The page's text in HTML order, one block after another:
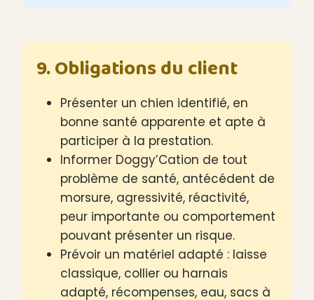
9. Obligations du client
Présenter un chien identifié, en
bonne santé apparente et apte à
participer à la prestation.
Informer Doggy’Cation de tout
problème de santé, antécédent de
morsure, agressivité, réactivité,
peur importante ou comportement
pouvant présenter un risque.
Prévoir un matériel adapté : laisse
classique, collier ou harnais
adapté, récompenses, eau, sacs à